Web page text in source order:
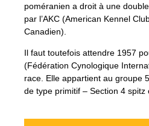
poméranien a droit à une
par l’AKC (American Kennel
Canadien).
Il faut toutefois attendre 1957
(Fédération Cynologique
race. Elle appartient au groupe
de type primitif – Section 4 spitz